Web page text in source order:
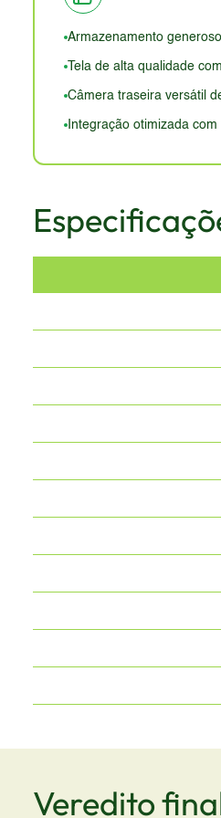
uma limitação,
muitos usuários.
Armazenamento
Tela de alta qualidade
Câmera traseira versátil
Integração otimizada
Veredito